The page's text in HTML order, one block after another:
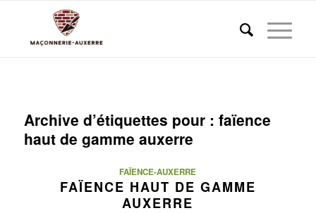
Archive d’étiquettes pour : faïence
haut de gamme auxerre
FAÏENCE-AUXERRE
FAÏENCE HAUT DE GAMME
AUXERRE